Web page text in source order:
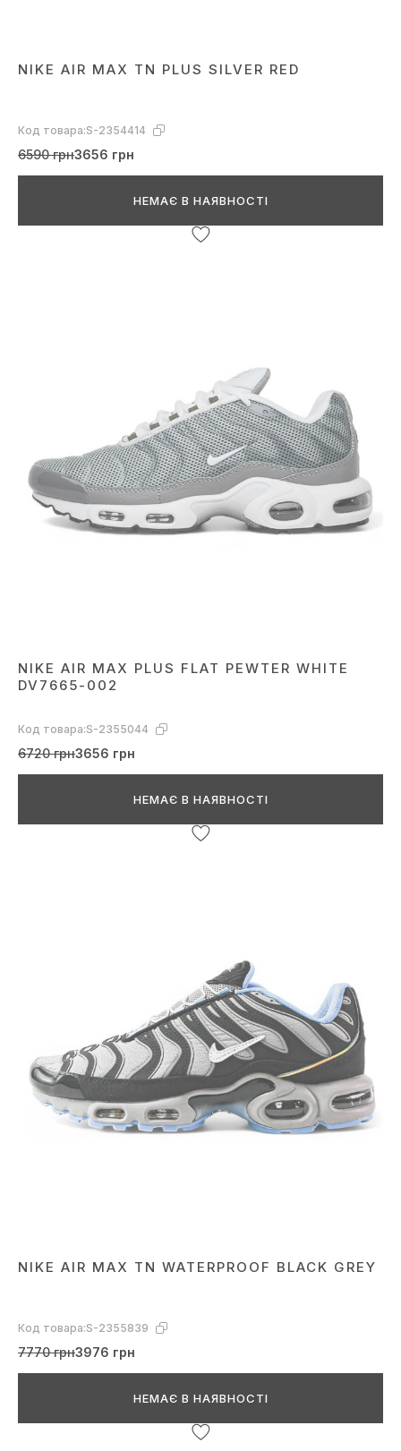
NIKE AIR MAX TN PLUS SILVER RED
Код товара:S-2354414
6590 грн3656 грн
НЕМАЄ В НАЯВНОСТІ
NIKE AIR MAX PLUS FLAT PEWTER WHITE
DV7665-002
Код товара:S-2355044
6720 грн3656 грн
НЕМАЄ В НАЯВНОСТІ
NIKE AIR MAX TN WATERPROOF BLACK GREY
Код товара:S-2355839
7770 грн3976 грн
НЕМАЄ В НАЯВНОСТІ